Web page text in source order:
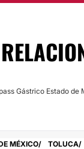
Gástrico Estado de
MÉXICO TOLUCA